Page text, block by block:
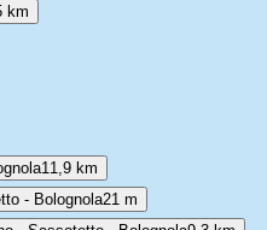
km
11,9 km
- Bolognola21 m